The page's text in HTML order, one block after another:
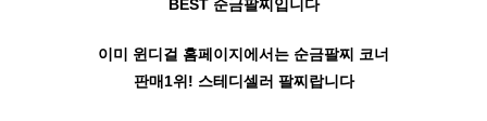
BEST 순금팔찌입니다
이미 윈디걸 홈페이지에서는 순금팔찌 코너
판매1위! 스테디셀러 팔찌랍니다